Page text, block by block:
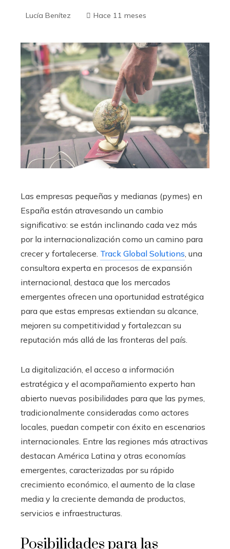
Lucía Benítez Hace 11 meses
Las empresas pequeñas y medianas (pymes) en
España están atravesando un cambio
significativo: se están inclinando cada vez más
por la internacionalización como un camino para
crecer y fortalecerse. Track Global Solutions, una
consultora experta en procesos de expansión
internacional, destaca que los mercados
emergentes ofrecen una oportunidad estratégica
para que estas empresas extiendan su alcance,
mejoren su competitividad y fortalezcan su
reputación más allá de las fronteras del país.
La digitalización, el acceso a información
estratégica y el acompañamiento experto han
abierto nuevas posibilidades para que las pymes,
tradicionalmente consideradas como actores
locales, puedan competir con éxito en escenarios
internacionales. Entre las regiones más atractivas
destacan América Latina y otras economías
emergentes, caracterizadas por su rápido
crecimiento económico, el aumento de la clase
media y la creciente demanda de productos,
servicios e infraestructuras.
Posibilidades para las